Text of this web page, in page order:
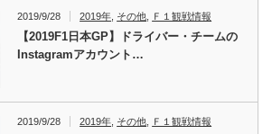
2019/9/28 2019年 その他 Ｆ１観戦情報
【2019F1日本GP】ドライバー・チームの
Instagramアカウント…
2019/9/28 2019年, その他, Ｆ１観戦情報